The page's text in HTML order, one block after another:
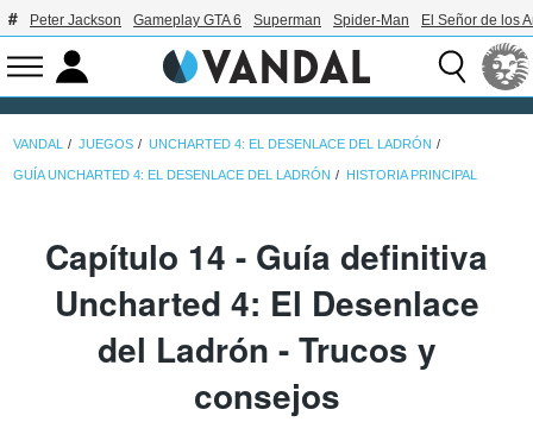
Peter Jackson Gameplay GTA 6 Superman Spider-Man El Señor de los
VANDAL JUEGOS UNCHARTED 4: EL DESENLACE DEL LADRÓN
GUÍA UNCHARTED 4: EL DESENLACE DEL LADRÓN HISTORIA PRINCIPAL
Capítulo 14 - Guía definitiva
Uncharted 4: El Desenlace
del Ladrón - Trucos y
consejos